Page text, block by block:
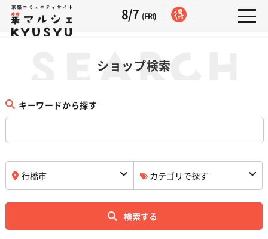
8/7 (FRI)
ショップ検索
キーワードから探す
検索する